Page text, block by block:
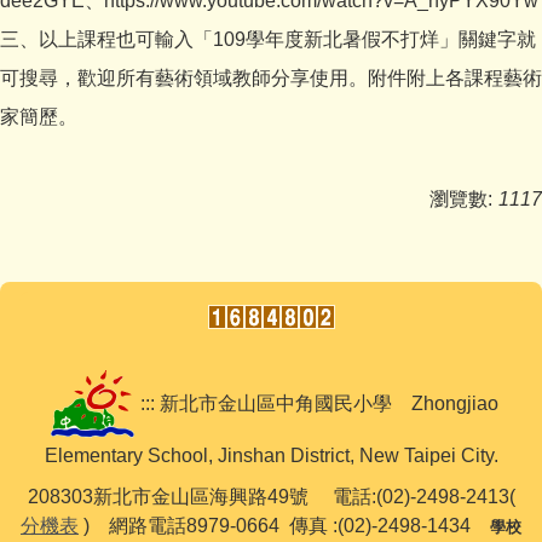
三、以上課程也可輸入「109學年度新北暑假不打烊」關鍵字就
可搜尋，歡迎所有藝術領域教師分享使用。附件附上各課程藝術
家簡歷。
瀏覽數: 1117
::: 新北市金山區中角國民小學 Zhongjiao
Elementary School, Jinshan District, New Taipei City.
208303新北市金山區海興路49號 電話:(02)-2498-2413(
分機表 ) 網路電話8979-0664 傳真 :(02)-2498-1434 學校